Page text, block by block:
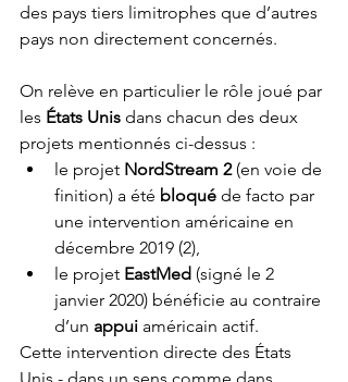
des pays tiers limitrophes que d’autres
pays non directement concernés.
On relève en particulier le rôle joué par
les États Unis dans chacun des deux
projets mentionnés ci-dessus :
le projet NordStream 2 (en voie de
finition) a été bloqué de facto par
une intervention américaine en
décembre 2019 (2),
le projet EastMed (signé le 2
janvier 2020) bénéficie au contraire
d’un appui américain actif.
Cette intervention directe des États